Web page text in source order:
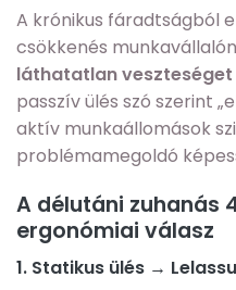
A krónikus fáradtságból
csökkenés
láthatatlan veszteséget
passzív ülés szó szerint
aktív munkaállomások
problémamegoldó
A délutáni zuhanás
ergonómiai válasz
1. Statikus ülés →